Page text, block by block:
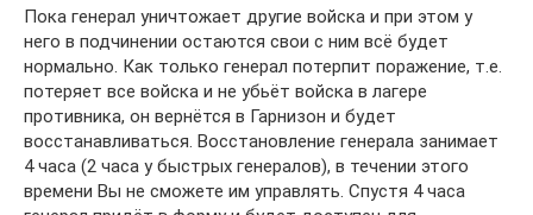
Пока генерал уничтожает другие войска и при этом у
него в подчинении остаются свои с ним всё будет
нормально. Как только генерал потерпит поражение, т.е.
потеряет все войска и не убьёт войска в лагере
противника, он вернётся в Гарнизон и будет
восстанавливаться. Восстановление генерала занимает
4 часа (2 часа у быстрых генералов), в течении этого
времени Вы не сможете им управлять. Спустя 4 часа